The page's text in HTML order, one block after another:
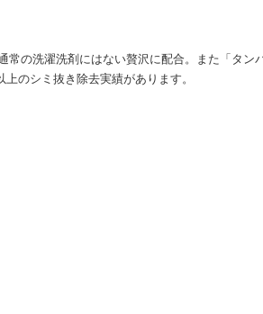
の洗濯洗剤にはない贅沢に配合。また「タ
のシミ抜き除去実績があります。